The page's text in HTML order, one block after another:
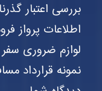
بررسی اعتبار
اطلاعات پرواز
لوازم ضروری سفر
نمونه قرارداد